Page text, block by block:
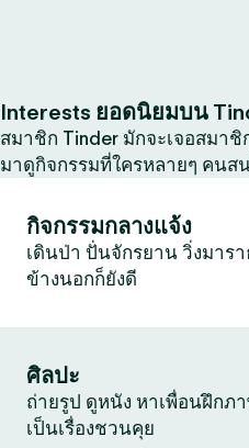
Interests ยอดนิยมบน
สมาชิก Tinder มักจะเจอสมา
มาดูกิจกรรมที่ใครหลายๆ คนส
กิจกรรมกลางแจ้ง
เดินป่า ปั่นจักรยาน วิ่งมาร
ข้างนอกก็ยังดี
ศิลปะ
ถ่ายรูป ดูหนัง หาเพื่อนฝึกภ
เป็นเรื่องชวนคุย